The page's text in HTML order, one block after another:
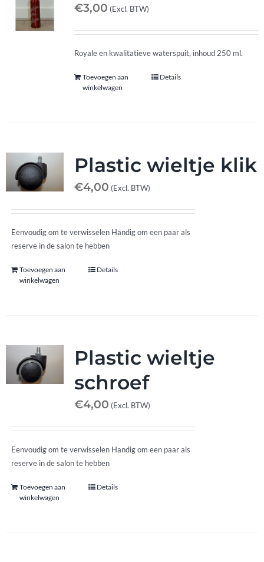
€3,00 (Excl. BTW)
Royale en kwalitatieve waterspuit, inhoud 250 ml.
Toevoegen aan
winkelwagen
Details
Plastic wieltje klik
€4,00 (Excl. BTW)
Eenvoudig om te verwisselen Handig om een paar als
reserve in de salon te hebben
Toevoegen aan
winkelwagen
Details
Plastic wieltje
schroef
€4,00 (Excl. BTW)
Eenvoudig om te verwisselen Handig om een paar als
reserve in de salon te hebben
Toevoegen aan
winkelwagen
Details